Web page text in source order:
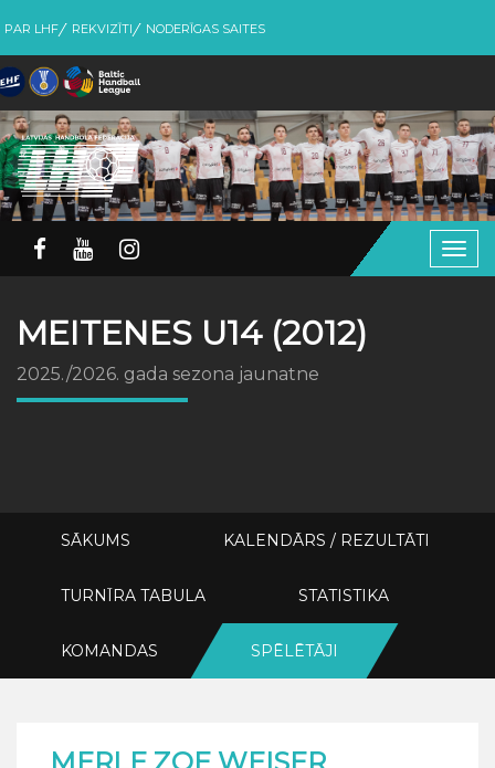
PAR LHF REKVIZĪTI NODERĪGAS SAITES
MEITENES U14 (2012)
2025./2026. gada sezona jaunatne
SĀKUMS KALENDĀRS / REZULTĀTI
TURNĪRA TABULA STATISTIKA
KOMANDAS SPĒLĒTĀJI